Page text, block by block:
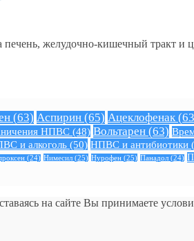
желудочно-кишечный тракт и
(63) Аспирин (65) Ацеклофенак
НПВС (48) Вольтарен (63)
и алкоголь (50) НПВС и антибиотики
(24) Нимесил (25) Нурофен (25) Панадол (24)
на сайте Вы принимаете